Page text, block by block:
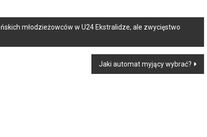
młodzieżowców w U24 Ekstralidze, ale zwycięstwo
Jaki automat myjący wybrać?